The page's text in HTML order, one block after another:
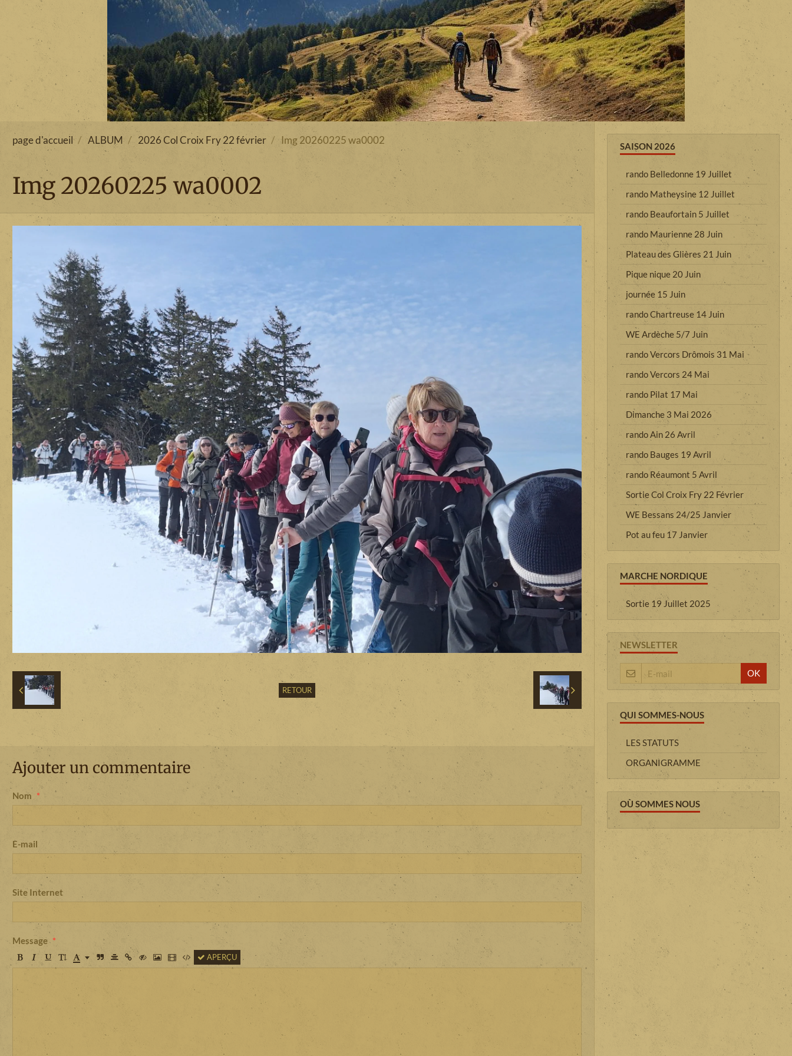
page d'accueil ALBUM 2026 Col Croix Fry 22 février Img 20260225 wa0002
Img 20260225 wa0002
RETOUR
Ajouter un commentaire
Nom
E-mail
Site Internet
Message
APERÇU
SAISON 2026
rando Belledonne 19 Juillet
rando Matheysine 12 Juillet
rando Beaufortain 5 Juillet
rando Maurienne 28 Juin
Plateau des Glières 21 Juin
Pique nique 20 Juin
journée 15 Juin
rando Chartreuse 14 Juin
WE Ardèche 5/7 Juin
rando Vercors Drômois 31 Mai
rando Vercors 24 Mai
rando Pilat 17 Mai
Dimanche 3 Mai 2026
rando Ain 26 Avril
rando Bauges 19 Avril
rando Réaumont 5 Avril
Sortie Col Croix Fry 22 Février
WE Bessans 24/25 Janvier
Pot au feu 17 Janvier
MARCHE NORDIQUE
Sortie 19 Juillet 2025
NEWSLETTER
OK
QUI SOMMES-NOUS
LES STATUTS
ORGANIGRAMME
OÙ SOMMES NOUS